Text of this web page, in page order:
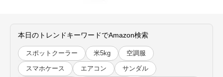
本日のトレンドキーワードでAmazon検索
スポットクーラー 米5kg 空調服
スマホケース エアコン サンダル